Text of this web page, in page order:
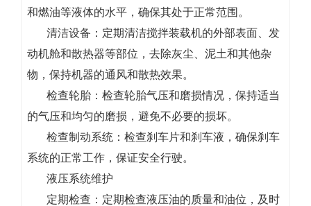
和燃油等液体的水平，确保其处于正常范围。
清洁设备：定期清洁搅拌装载机的外部表面、发
动机舱和散热器等部位，去除灰尘、泥土和其他杂
物，保持机器的通风和散热效果。
检查轮胎：检查轮胎气压和磨损情况，保持适当
的气压和均匀的磨损，避免不必要的损坏。
检查制动系统：检查刹车片和刹车液，确保刹车
系统的正常工作，保证安全行驶。
液压系统维护
定期检查：定期检查液压油的质量和油位，及时